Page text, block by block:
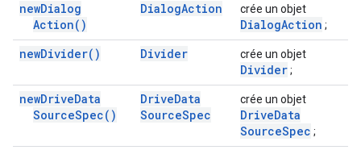
newDialog
Action( )
DialogAction crée un objet
DialogAction ;
newDivider( ) Divider crée un objet
Divider;
newDriveData
SourceSpec( )
DriveData
SourceSpec
crée un objet
DriveData
SourceSpec ;